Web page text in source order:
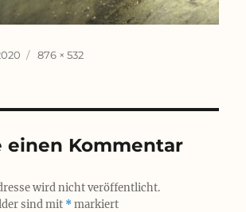
Originalgröße
876 × 532
einen Kommentar
wird nicht veröffentlicht.
sind mit *markiert